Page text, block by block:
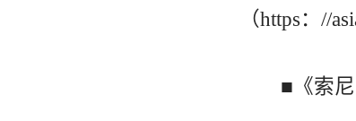
（https：//
■《索尼